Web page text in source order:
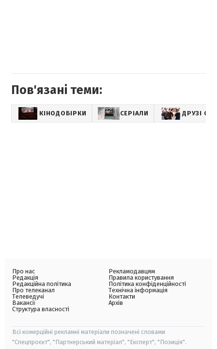
Пов'язані теми:
КІНОДОБІРКИ СЕРІАЛИ ДРУЗІ
Про нас
Редакція
Редакційна політика
Про телеканал
Телеведучі
Вакансії
Структура власності
Рекламодавцям
Правила користування
Політика конфіденційності
Технічна інформація
Контакти
Архів
Всі комерційні рекламні матеріали позначені словами
"Спецпроєкт", "Партнерський матеріал", "Експерт", "Позиція".